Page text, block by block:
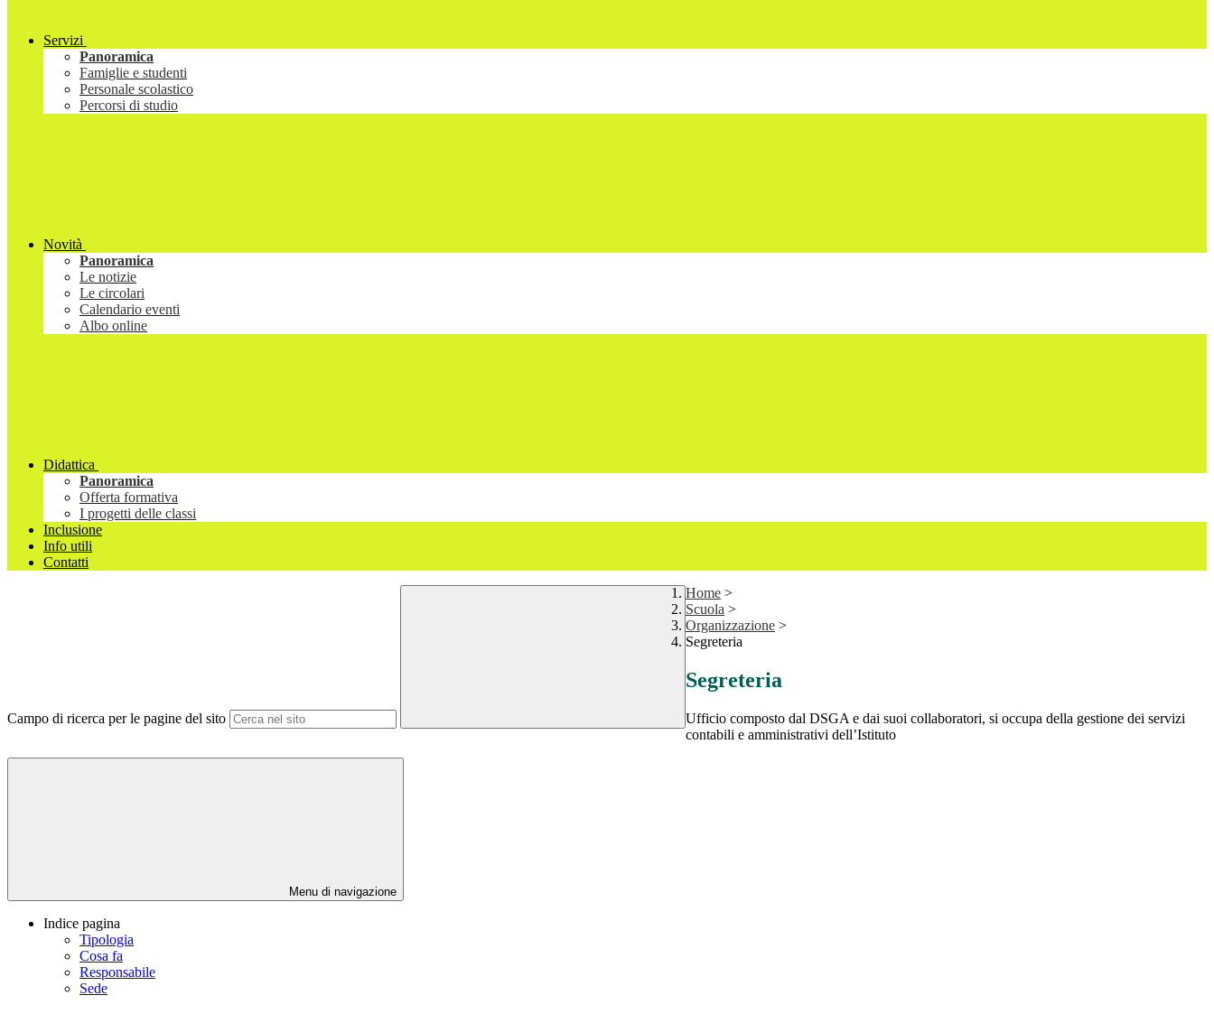
Servizi
Panoramica
Famiglie e studenti
Personale scolastico
Percorsi di studio
Novità
Panoramica
Le notizie
Le circolari
Calendario eventi
Albo online
Didattica
Panoramica
Offerta formativa
I progetti delle classi
Inclusione
Info utili
Contatti
Campo di ricerca per le pagine del sito
Home >
Scuola >
Organizzazione >
Segreteria
Segreteria
Ufficio composto dal DSGA e dai suoi collaboratori, si occupa della gestione dei servizi
contabili e amministrativi dell’Istituto
Menu di navigazione
Indice pagina
Tipologia
Cosa fa
Responsabile
Sede